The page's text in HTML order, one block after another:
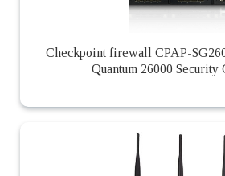
Checkpoint firewall CPAP-
Quantum 26000 Security